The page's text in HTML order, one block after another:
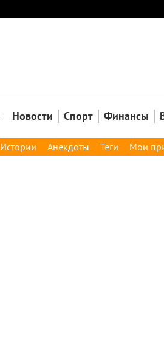
Новости Спорт Финансы
Истории Анекдоты Теги Мои